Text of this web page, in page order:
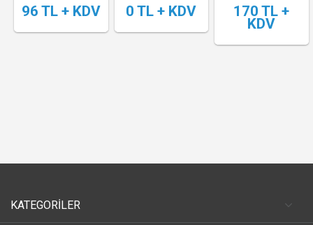
96 TL + KDV 0 TL + KDV 170 TL +
KDV
KATEGORİLER